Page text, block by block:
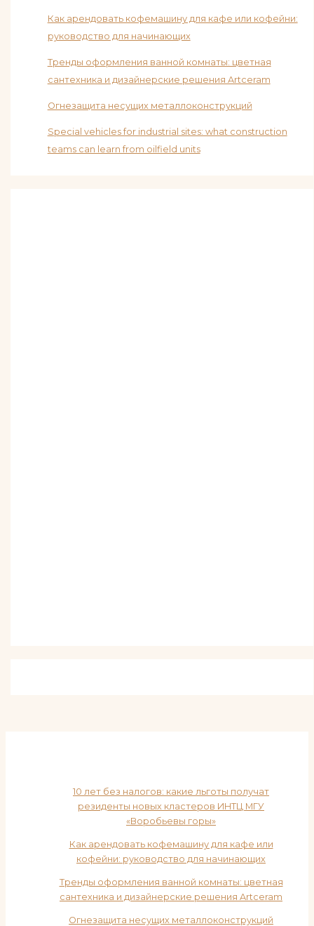
Как арендовать кофемашину для кафе или кофейни:
руководство для начинающих
Тренды оформления ванной комнаты: цветная
сантехника и дизайнерские решения Artceram
Огнезащита несущих металлоконструкций
Special vehicles for industrial sites: what construction
teams can learn from oilfield units
10 лет без налогов: какие льготы получат
резиденты новых кластеров ИНТЦ МГУ
«Воробьевы горы»
Как арендовать кофемашину для кафе или
кофейни: руководство для начинающих
Тренды оформления ванной комнаты: цветная
сантехника и дизайнерские решения Artceram
Огнезащита несущих металлоконструкций